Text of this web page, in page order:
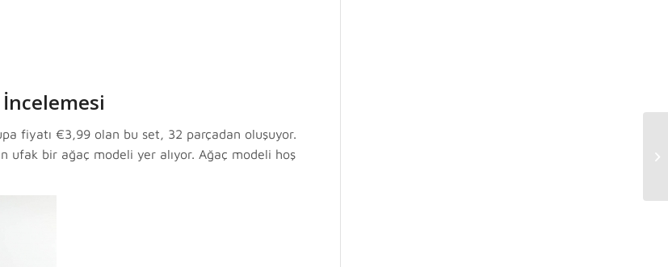
İncelemesi
fiyatı €3,99 olan bu set, 32 parçadan oluşuyor.
ufak bir ağaç modeli yer alıyor. Ağaç modeli hoş